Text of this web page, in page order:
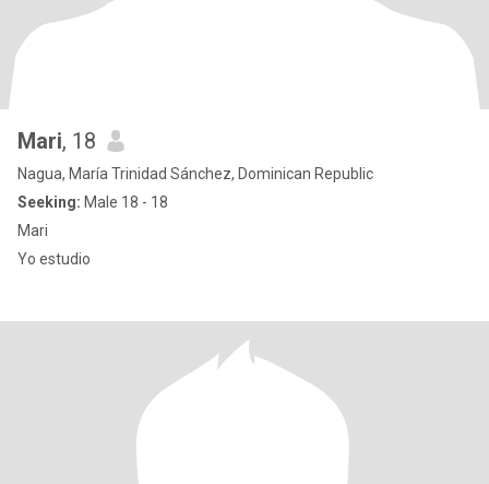
Mari, 18
Nagua, María Trinidad Sánchez, Dominican Republic
Seeking: Male 18 - 18
Mari
Yo estudio